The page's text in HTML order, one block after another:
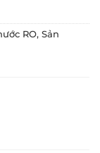
RO, Sản